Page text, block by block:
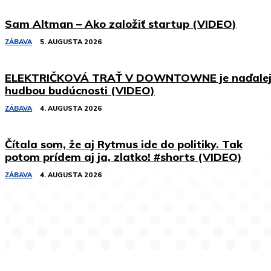
Sam Altman – Ako založiť startup (VIDEO)
ZÁBAVA 5. AUGUSTA 2026
ELEKTRIČKOVÁ TRAŤ V DOWNTOWNE je naďalej
hudbou budúcnosti (VIDEO)
ZÁBAVA 4. AUGUSTA 2026
Čítala som, že aj Rytmus ide do politiky. Tak
potom prídem aj ja, zlatko! #shorts (VIDEO)
ZÁBAVA 4. AUGUSTA 2026